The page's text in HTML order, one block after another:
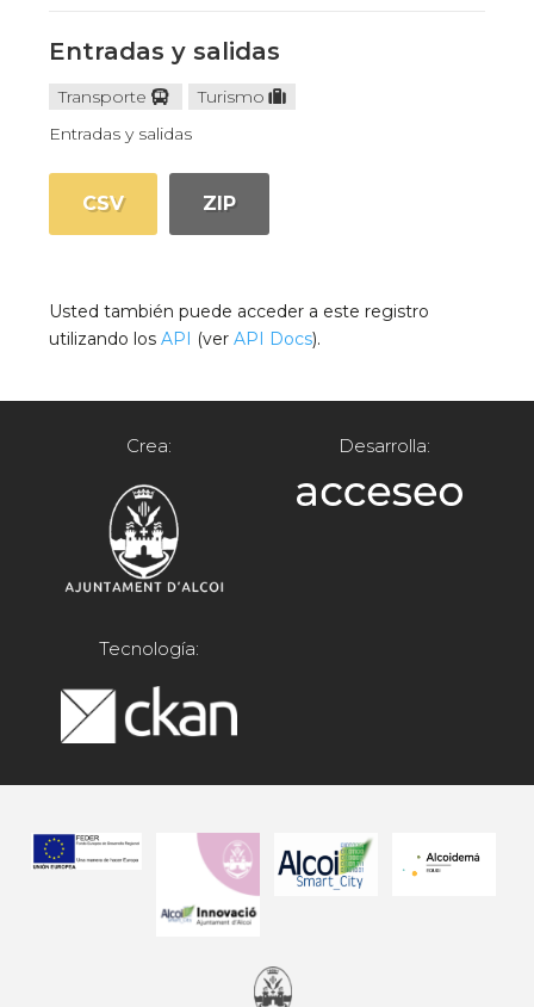
Entradas y salidas
Transporte
Turismo
Entradas y salidas
CSV ZIP
Usted también puede acceder a este registro
utilizando losAPI (verAPI Docs).
Crea: Desarrolla:
Tecnología: